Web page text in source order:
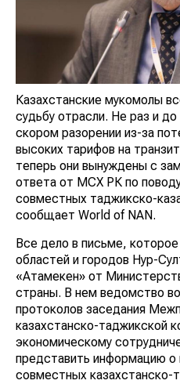
Казахстанские мукомолы
судьбу отрасли. Не раз и
скором разорении из-за
высоких тарифов на
теперь они вынуждены с
ответа от МСХ РК по
совместных таджикско-
сообщает World of NAN.
Все дело в письме,
областей и городов Нур-
«Атамекен» от
страны. В нем ведомство
протоколов заседания
казахстанско-таджикской
экономическому
представить информацию
совместных казахстанско-